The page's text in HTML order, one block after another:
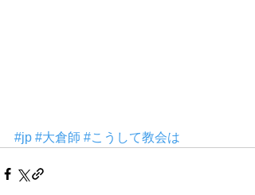
#jp #大倉師 #こうして教会は